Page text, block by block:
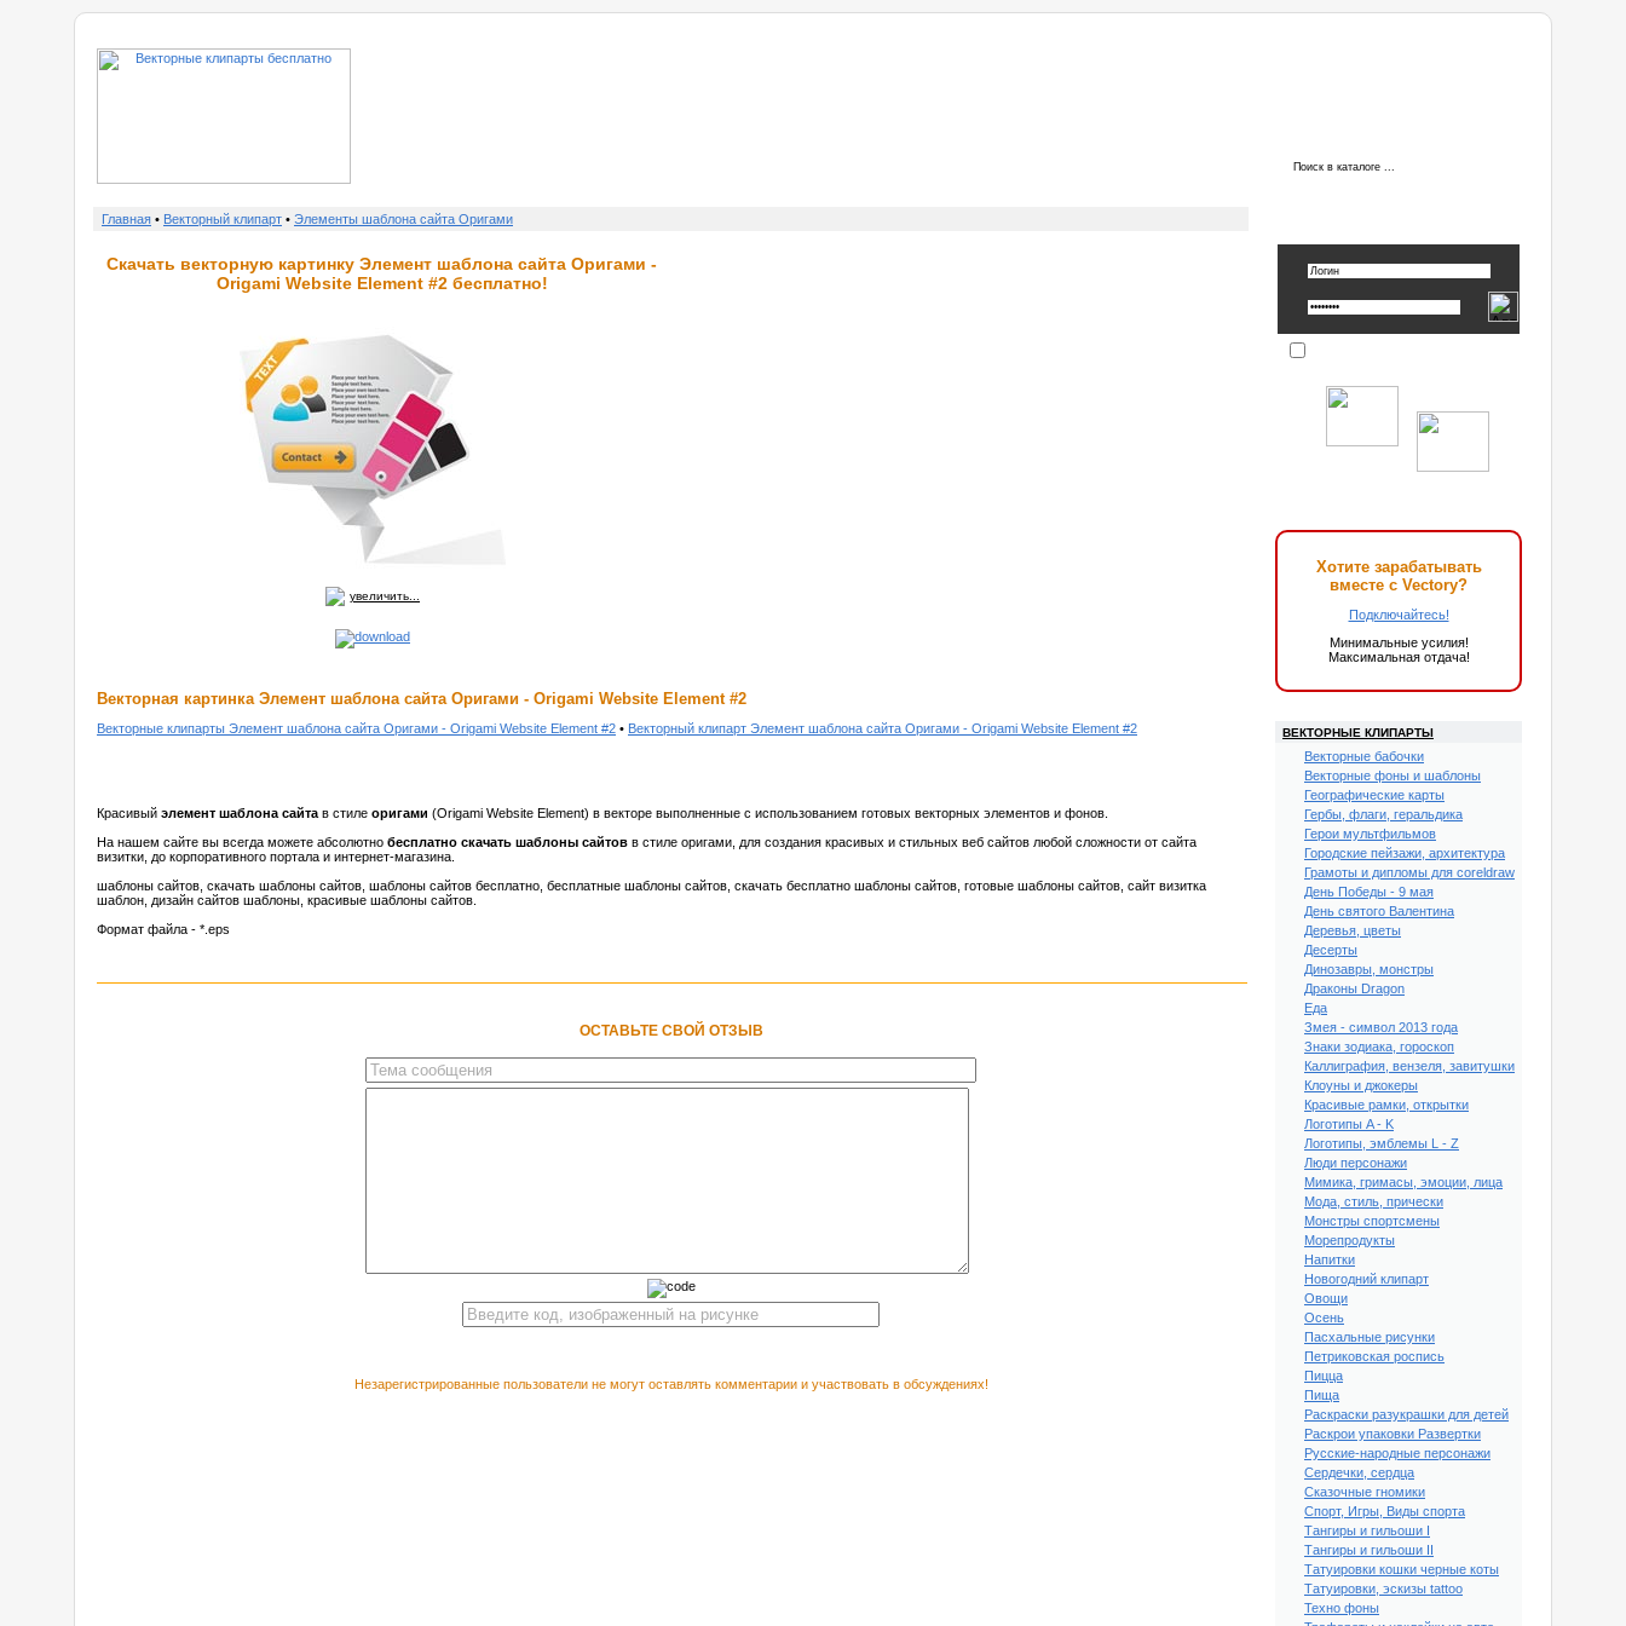
Главная • Векторный клипарт • Элементы шаблона сайта Оригами
Скачать векторную картинку Элемент шаблона сайта Оригами -
Origami Website Element #2 бесплатно!
увеличить...
Векторная картинка Элемент шаблона сайта Оригами - Origami Website Element #2
Векторные клипарты Элемент шаблона сайта Оригами - Origami Website Element #2 • Векторный клипарт Элемент шаблона сайта Оригами - Origami Website Element #2
Красивый элемент шаблона сайта в стиле оригами (Origami Website Element) в векторе выполненные с использованием готовых векторных элементов и фонов.
На нашем сайте вы всегда можете абсолютно бесплатно скачать шаблоны сайтов в стиле оригами, для создания красивых и стильных веб сайтов любой сложности от сайта
визитки, до корпоративного портала и интернет-магазина.
шаблоны сайтов, скачать шаблоны сайтов, шаблоны сайтов бесплатно, бесплатные шаблоны сайтов, скачать бесплатно шаблоны сайтов, готовые шаблоны сайтов, сайт визитка
шаблон, дизайн сайтов шаблоны, красивые шаблоны сайтов.
Формат файла - *.eps
ОСТАВЬТЕ СВОЙ ОТЗЫВ
Незарегистрированные пользователи не могут оставлять комментарии и участвовать в обсуждениях!
Хотите зарабатывать
вместе с Vectory?
Подключайтесь!
Минимальные усилия!
Максимальная отдача!
ВЕКТОРНЫЕ КЛИПАРТЫ
Векторные бабочки
Векторные фоны и шаблоны
Географические карты
Гербы, флаги, геральдика
Герои мультфильмов
Городские пейзажи, архитектура
Грамоты и дипломы для coreldraw
День Победы - 9 мая
День святого Валентина
Деревья, цветы
Десерты
Динозавры, монстры
Драконы Dragon
Еда
Змея - символ 2013 года
Знаки зодиака, гороскоп
Каллиграфия, вензеля, завитушки
Клоуны и джокеры
Красивые рамки, открытки
Логотипы A - K
Логотипы, эмблемы L - Z
Люди персонажи
Мимика, гримасы, эмоции, лица
Мода, стиль, прически
Монстры спортсмены
Морепродукты
Напитки
Новогодний клипарт
Овощи
Осень
Пасхальные рисунки
Петриковская роспись
Пицца
Пища
Раскраски разукрашки для детей
Раскрои упаковки Развертки
Русские-народные персонажи
Сердечки, сердца
Сказочные гномики
Спорт, Игры, Виды спорта
Тангиры и гильоши I
Тангиры и гильоши II
Татуировки кошки черные коты
Татуировки, эскизы tattoo
Техно фоны